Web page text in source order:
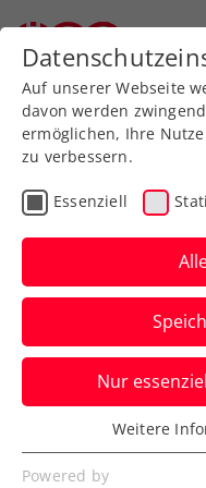
Future
Die Gruppe
Auf unserer Webseite
davon werden
ermöglichen, Ihre
zu verbessern.
Essenziell
Nur
Essenziell
Essenzielle Cookies
Weitere
Powered by